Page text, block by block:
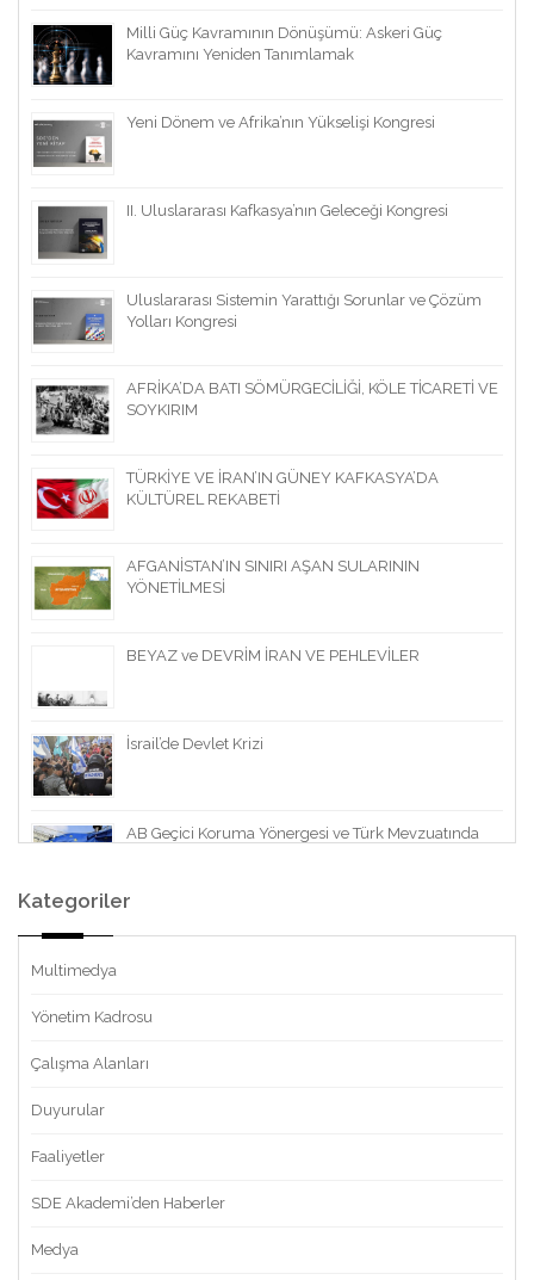
Milli Güç Kavramının Dönüşümü: Askeri Güç
Kavramını Yeniden Tanımlamak
Yeni Dönem ve Afrika’nın Yükselişi Kongresi
II. Uluslararası Kafkasya’nın Geleceği Kongresi
Uluslararası Sistemin Yarattığı Sorunlar ve Çözüm
Yolları Kongresi
AFRİKA’DA BATI SÖMÜRGECİLİĞİ, KÖLE TİCARETİ VE
SOYKIRIM
TÜRKİYE VE İRAN’IN GÜNEY KAFKASYA’DA
KÜLTÜREL REKABETİ
AFGANİSTAN’IN SINIRI AŞAN SULARININ
YÖNETİLMESİ
BEYAZ ve DEVRİM İRAN VE PEHLEVİLER
İsrail’de Devlet Krizi
AB Geçici Koruma Yönergesi ve Türk Mevzuatında
Kategoriler
Multimedya
Yönetim Kadrosu
Çalışma Alanları
Duyurular
Faaliyetler
SDE Akademi’den Haberler
Medya